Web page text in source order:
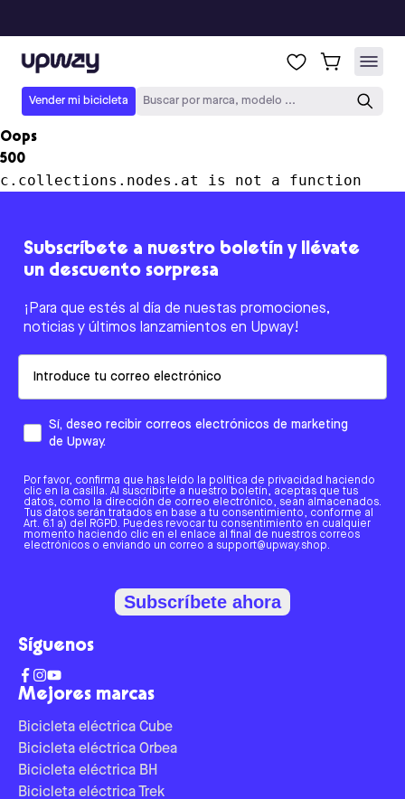
Upway
Vender mi bicicleta Buscar por marca, modelo ...
Oops
500
c.collections.nodes.at is not a function
Mejores marcas
Bicicleta eléctrica Cube
Bicicleta eléctrica Orbea
Bicicleta eléctrica BH
Bicicleta eléctrica Trek
Subscríbete a nuestro boletín y llévate
un descuento sorpresa
¡Para que estés al día de nuestas promociones,
noticias y últimos lanzamientos en Upway!
Sí, deseo recibir correos electrónicos de marketing
de Upway.
Por favor, confirma que has leído la política de privacidad haciendo
clic en la casilla. Al suscribirte a nuestro boletín, aceptas que tus
datos, como la dirección de correo electrónico, sean almacenados.
Tus datos serán tratados en base a tu consentimiento, conforme al
Art. 6.1 a) del RGPD. Puedes revocar tu consentimiento en cualquier
momento haciendo clic en el enlace al final de nuestros correos
electrónicos o enviando un correo a support@upway.shop.
Subscríbete ahora
Síguenos